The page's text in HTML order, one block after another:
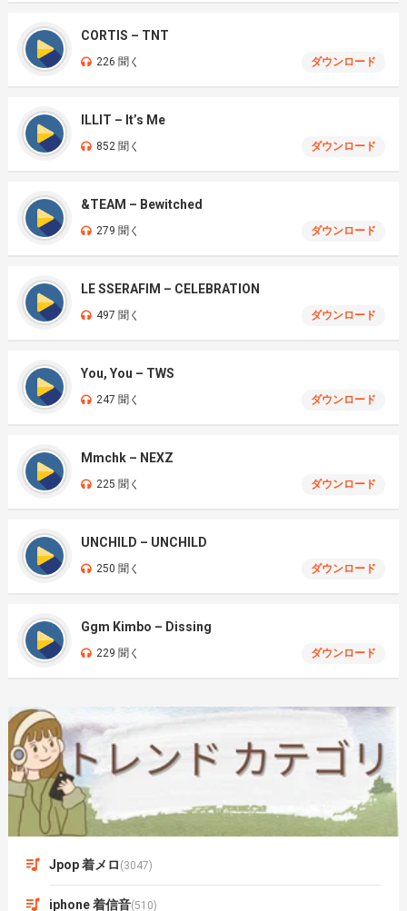
CORTIS – TNT
226 聞く ダウンロード
ILLIT – It’s Me
852 聞く ダウンロード
&TEAM – Bewitched
279 聞く ダウンロード
LE SSERAFIM – CELEBRATION
497 聞く ダウンロード
You, You – TWS
247 聞く ダウンロード
Mmchk – NEXZ
225 聞く ダウンロード
UNCHILD – UNCHILD
250 聞く ダウンロード
Ggm Kimbo – Dissing
229 聞く ダウンロード
Jpop 着メロ (3047)
iphone 着信音(510)